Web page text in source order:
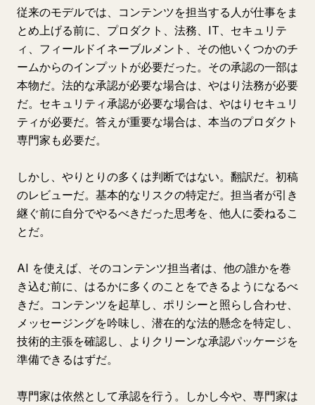
従来のモデルでは、コンテンツを担当する人が仕事をま
とめ上げる前に、プロダクト、法務、IT、セキュリテ
ィ、フィールドイネーブルメント、その他いくつかのチ
ームからのインプットが必要だった。その承認の一部は
本物だ。法的な承認が必要な場合は、やはり法務が必要
だ。セキュリティ承認が必要な場合は、やはりセキュリ
ティが必要だ。答えが重要な場合は、本当のプロダクト
専門家も必要だ。
しかし、やりとりの多くは判断ではない。翻訳だ。初稿
のレビューだ。基本的なリスクの特定だ。担当者が引き
継ぐ前に自分でやるべきだった思考を、他人に委ねるこ
とだ。
AI を使えば、そのコンテンツ担当者は、他の誰かを巻
き込む前に、はるかに多くのことをできるようになるべ
きだ。コンテンツを起草し、ポリシーと照らし合わせ、
メッセージングを吟味し、潜在的な法的懸念を特定し、
技術的主張を確認し、よりクリーンな承認パッケージを
準備できるはずだ。
専門家は依然として承認を行う。しかし今や、専門家は